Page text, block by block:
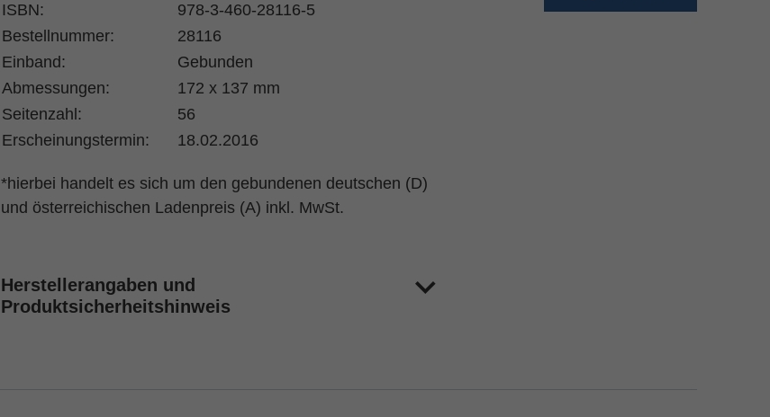
ISBN:
978-3-460-28116-5
Bestellnummer:
28116
Einband:
Gebunden
Abmessungen:
172 x 137 mm
Seitenzahl:
56
Erscheinungstermin:
18.02.2016
*hierbei handelt es sich um den gebundenen deutschen (D)
und österreichischen Ladenpreis (A) inkl. MwSt.
Herstellerangaben und
Produktsicherheitshinweis